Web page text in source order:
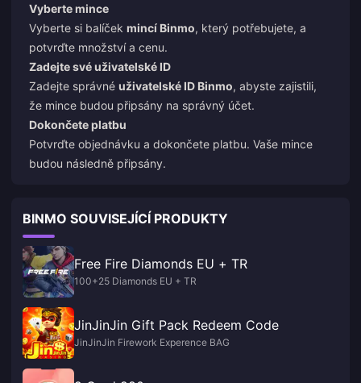
Vyberte mince
Vyberte si balíček mincí Binmo, který potřebujete, a
potvrďte množství a cenu.
Zadejte své uživatelské ID
Zadejte správné uživatelské ID Binmo, abyste zajistili,
že mince budou připsány na správný účet.
Dokončete platbu
Potvrďte objednávku a dokončete platbu. Vaše mince
budou následně připsány.
BINMO SOUVISEJÍCÍ PRODUKTY
Free Fire Diamonds EU + TR
100+25 Diamonds EU + TR
JinJinJin Gift Pack Redeem Code
JinJinJin Firework Experence BAG